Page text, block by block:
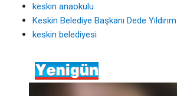
keskin anaokulu
Keskin Belediye Başkanı Dede Yıldırım
keskin belediyesi